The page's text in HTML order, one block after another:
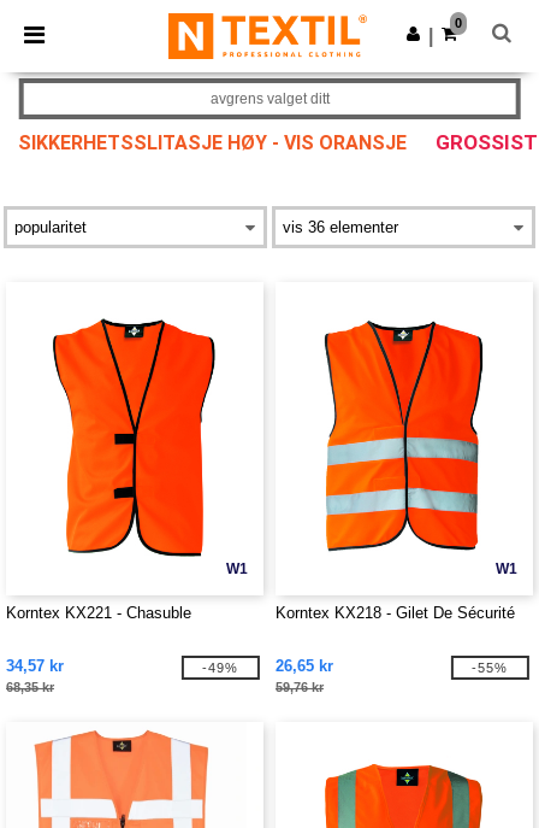
× Ntextil-app
Bedre priser i appen!
Last ned app
0
SIKKERHETSSLITASJE HØY - VIS ORANSJE
avgrens valget ditt
W1
Korntex KX221 - Chasuble
34,57 kr
68,35 kr
-49%
W1
Korntex KX218 - Gilet De Sécurité
26,65 kr
59,76 kr
-55%